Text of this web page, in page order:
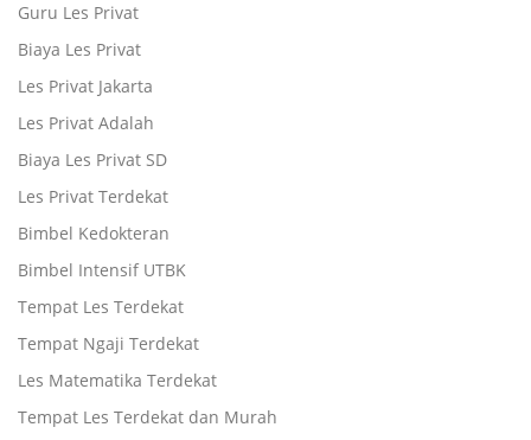
Guru Les Privat
Biaya Les Privat
Les Privat Jakarta
Les Privat Adalah
Biaya Les Privat SD
Les Privat Terdekat
Bimbel Kedokteran
Bimbel Intensif UTBK
Tempat Les Terdekat
Tempat Ngaji Terdekat
Les Matematika Terdekat
Tempat Les Terdekat dan Murah